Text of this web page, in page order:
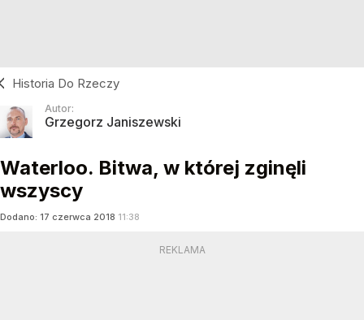
Historia Do Rzeczy
Autor:
Grzegorz Janiszewski
Waterloo. Bitwa, w której zginęli
wszyscy
Dodano: 17 czerwca 2018 11:38